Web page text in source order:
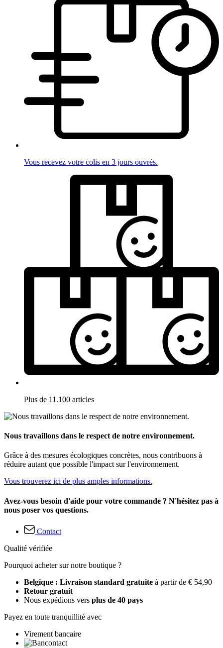
Vous recevez votre colis en 3 jours ouvrés.
Plus de 11.100 articles
Nous travaillons dans le respect de notre environnement.
Grâce à des mesures écologiques concrètes, nous contribuons à
réduire autant que possible l'impact sur l'environnement.
Vous trouverez ici de plus amples informations.
Avez-vous besoin d'aide pour votre commande ? N'hésitez pas à
nous poser vos questions.
Contact
Qualité vérifiée
Pourquoi acheter sur notre boutique ?
Belgique : Livraison standard gratuite à partir de € 54,90
Retour gratuit
Nous expédions vers plus de 40 pays
Payez en toute tranquillité avec
Virement bancaire